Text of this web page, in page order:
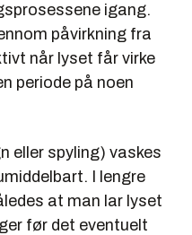
igang.
påvirkning fra
når lyset får virke
periode på noen
eller spyling) vaskes
I lengre
at man lar lyset
før det eventuelt